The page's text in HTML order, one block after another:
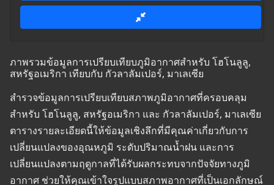
ภาพรวมข้อมูลการเปรียบเทียบภูมิอากาศสำหรับ โฮโนลูลู,
สหรัฐอเมริกา เทียบกับ กัวลาลัมเปอร์, มาเลเซีย
สำรวจข้อมูลการเปรียบเทียบสภาพภูมิอากาศที่ครอบคลุม
สำหรับ โฮโนลูลู, สหรัฐอเมริกา และ กัวลาลัมเปอร์, มาเลเซีย
ตารางรายละเอียดนี้ให้ข้อมูลเชิงลึกที่มีคุณค่าเกี่ยวกับการ
เปลี่ยนแปลงของอุณหภูมิ ระดับปริมาณน้ำฝน และการ
เปลี่ยนแปลงตามฤดูกาลที่ได้รับผลกระทบจากปัจจัยทางภูมิ
อากาศ ช่วยให้คุณเข้าใจรูปแบบสภาพอากาศที่เป็นเอกลักษณ์